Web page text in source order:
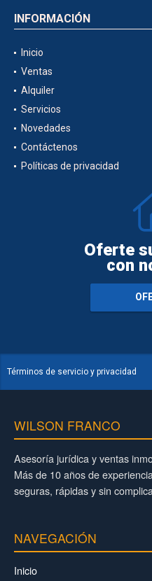
INFORMACIÓN
Inicio
Ventas
Alquiler
Servicios
Novedades
Contáctenos
Políticas de privacidad
Oferte
con
Términos de servicio y privacidad
WILSON FRANCO
Asesoría jurídica y ventas
Más de 10 años de
seguras, rápidas y sin
NAVEGACIÓN
Inicio